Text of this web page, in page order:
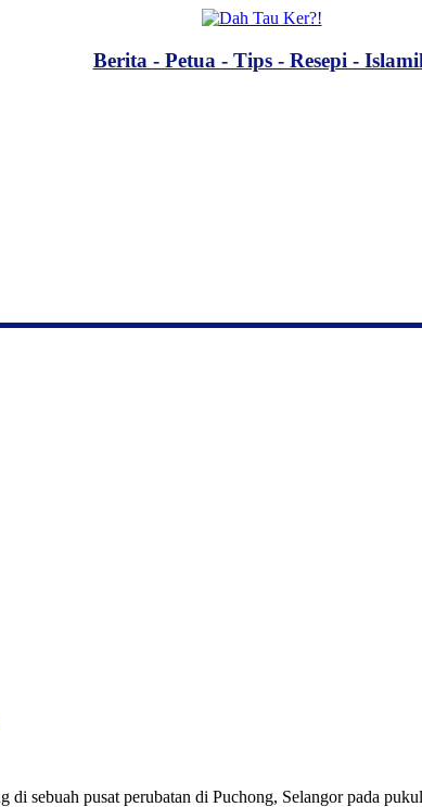
Berita - Petua - Tips - Resepi -
sebuah pusat perubatan di Puchong, Selangor pada